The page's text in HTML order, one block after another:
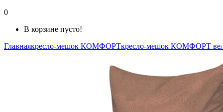
0
В корзине пусто!
Главнаякресло-мешок КОМФОРТкресло-мешок КОМФОРТ